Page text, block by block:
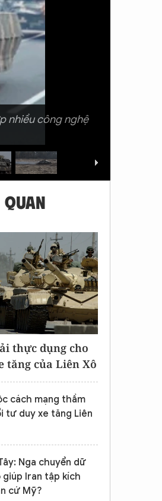
nhiều công nghệ
QUAN
thực dụng cho
tăng của Liên Xô
cách mạng thầm
tư duy xe tăng Liên
Nga chuyển dữ
Iran tập kích
cứ Mỹ?